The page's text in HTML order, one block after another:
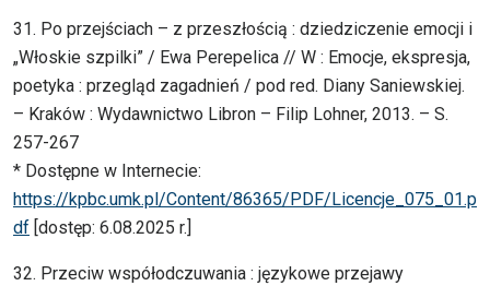
31. Po przejściach – z przeszłością : dziedziczenie emocji i
„Włoskie szpilki” / Ewa Perepelica // W : Emocje, ekspresja,
poetyka : przegląd zagadnień / pod red. Diany Saniewskiej.
– Kraków : Wydawnictwo Libron – Filip Lohner, 2013. – S.
257-267
* Dostępne w Internecie:
https://kpbc.umk.pl/Content/86365/PDF/Licencje_075_01.p
df [dostęp: 6.08.2025 r.]
32. Przeciw współodczuwania : językowe przejawy